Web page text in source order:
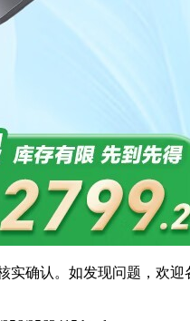
确认。如发现问题，欢迎